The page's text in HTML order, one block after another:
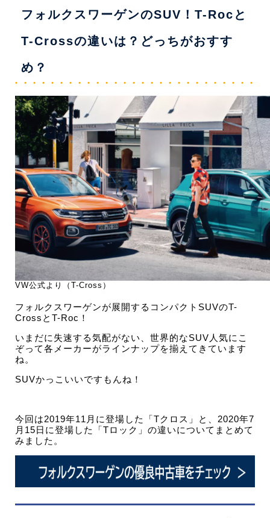
フォルクスワーゲンのSUV！T-Rocと
T-Crossの違いは？どっちがおすす
め？
VW公式より（T-Cross）
フォルクスワーゲンが展開するコンパクトSUVのT-
CrossとT-Roc！
いまだに失速する気配がない、世界的なSUV人気にこ
ぞって各メーカーがラインナップを揃えてきています
ね。
SUVかっこいいですもんね！
今回は2019年11月に登場した「Tクロス」と、2020年7
月15日に登場した「Tロック」の違いについてまとめて
みました。